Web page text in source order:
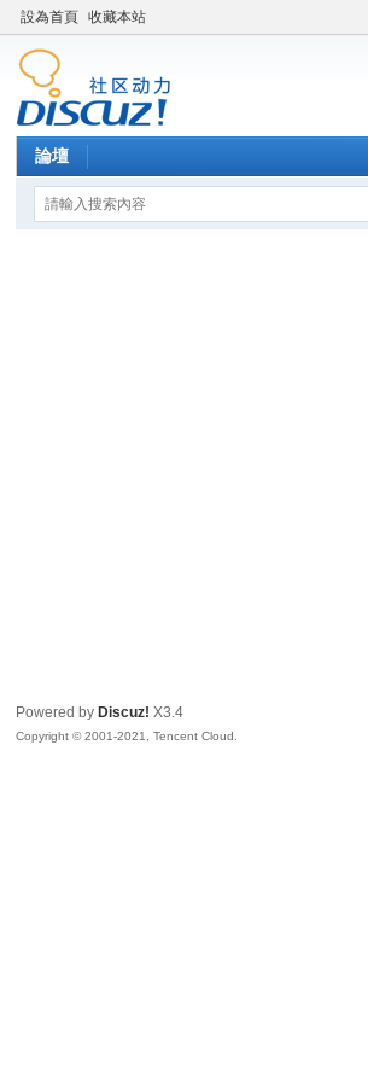
設為首頁 收藏本站
論壇
Powered by Discuz! X3.4
Copyright © 2001-2021, Tencent Cloud.